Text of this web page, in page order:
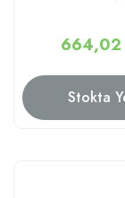
664,02
Stokta